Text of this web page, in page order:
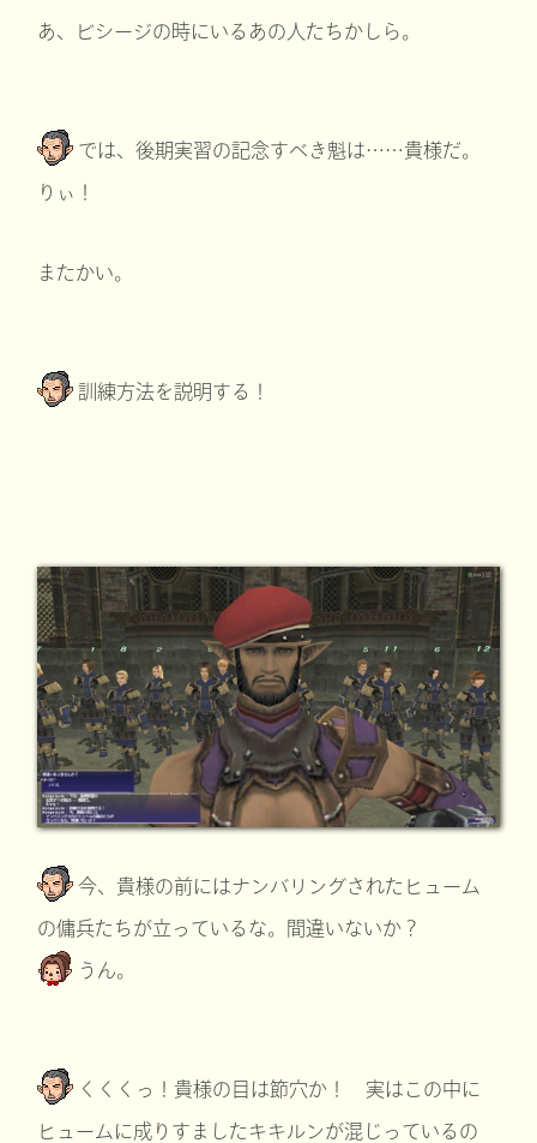
あ、ビシージの時にいるあの人たちかしら。
では、後期実習の記念すべき魁は……貴様だ。
りぃ！
またかい。
訓練方法を説明する！
今、貴様の前にはナンバリングされたヒューム
の傭兵たちが立っているな。間違いないか？
うん。
くくくっ！貴様の目は節穴か！ 実はこの中に
ヒュームに成りすましたキキルンが混じっているの